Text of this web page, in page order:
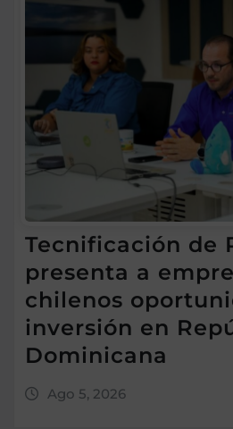
Tecnificación de
presenta a
chilenos
inversión en
Dominicana
Ago 5, 2026